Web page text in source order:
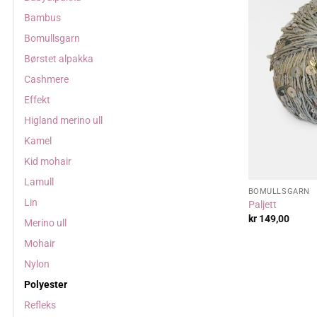
Bambus
Bomullsgarn
Børstet alpakka
Cashmere
Effekt
Higland merino ull
Kamel
Kid mohair
Lamull
Lin
Merino ull
Mohair
Nylon
Polyester
Refleks
BOMULLSGARN
Paljett
kr149,00